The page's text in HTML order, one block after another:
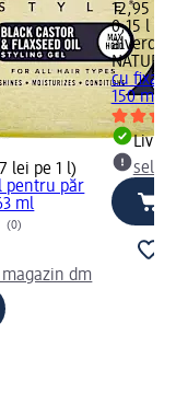
lei pe 1 l)
pentru păr
ml
(0)
dm
12,95 lei
0,15 l
alverde
cu
150 ml